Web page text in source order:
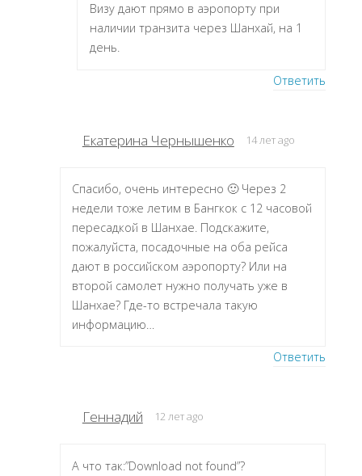
Визу дают прямо в аэропорту при
наличии транзита через Шанхай, на 1
день.
Ответить
Екатерина Чернышенко 14 лет ago
Спасибо, очень интересно 🙂 Через 2
недели тоже летим в Бангкок с 12 часовой
пересадкой в Шанхае. Подскажите,
пожалуйста, посадочные на оба рейса
дают в российском аэропорту? Или на
второй самолет нужно получать уже в
Шанхае? Где-то встречала такую
информацию…
Ответить
Геннадий 12 лет ago
А что так:”Download not found”?